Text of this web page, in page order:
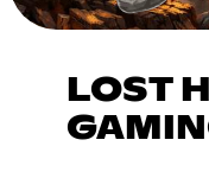
LOST